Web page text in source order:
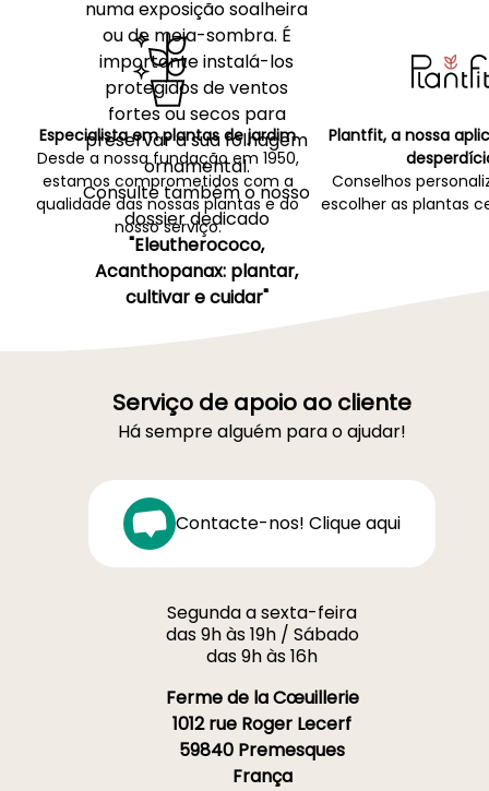
numa exposição soalheira
ou de meia-sombra. É
importante instalá-los
protegidos de ventos
fortes ou secos para
preservar a sua folhagem
ornamental.
Consulte também o nosso
dossier dedicado
"Eleutherococo,
Acanthopanax: plantar,
cultivar e cuidar"
Especialista em plantas de jardim
Desde a nossa fundação em 1950,
estamos comprometidos com a
qualidade das nossas plantas e do
nosso serviço.
Plantfit, a nossa
Conselhos
escolher as plantas
Serviço de apoio ao cliente
Há sempre alguém para o ajudar!
Contacte-nos! Clique aqui
Segunda a sexta-feira
das 9h às 19h / Sábado
das 9h às 16h
Ferme de la Cœuillerie
1012 rue Roger Lecerf
59840 Premesques
França